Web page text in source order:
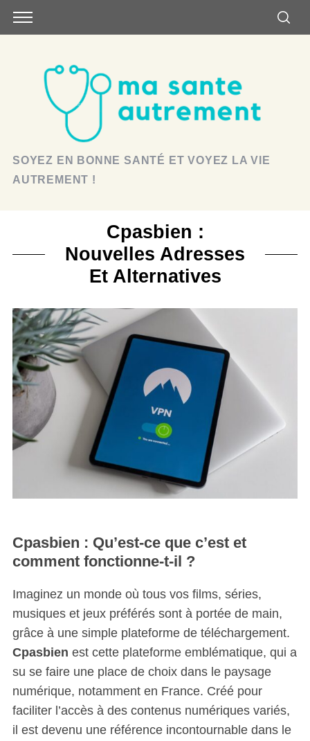
SOYEZ EN BONNE SANTÉ ET VOYEZ LA VIE
AUTREMENT !
Cpasbien :
Nouvelles Adresses
Et Alternatives
Cpasbien : Qu’est-ce que c’est et
comment fonctionne-t-il ?
Imaginez un monde où tous vos films, séries,
musiques et jeux préférés sont à portée de main,
grâce à une simple plateforme de téléchargement.
Cpasbien est cette plateforme emblématique, qui a
su se faire une place de choix dans le paysage
numérique, notamment en France. Créé pour
faciliter l’accès à des contenus numériques variés,
il est devenu une référence incontournable dans le